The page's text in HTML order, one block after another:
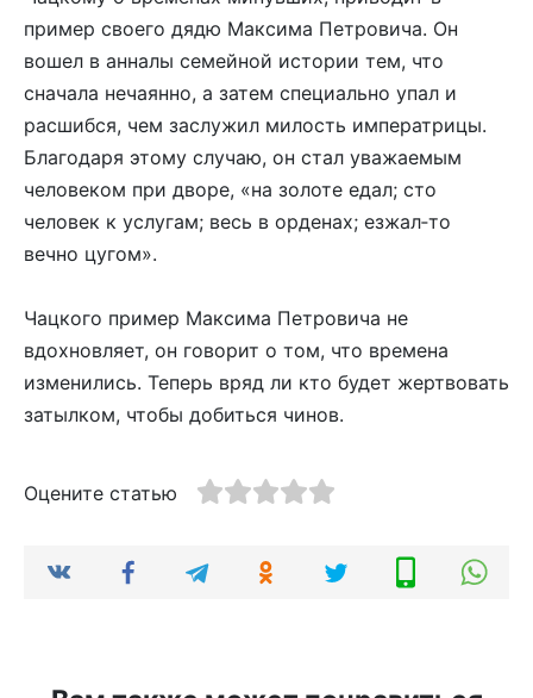
пример своего дядю Максима Петровича. Он
вошел в анналы семейной истории тем, что
сначала нечаянно, а затем специально упал и
расшибся, чем заслужил милость императрицы.
Благодаря этому случаю, он стал уважаемым
человеком при дворе, «на золоте едал; сто
человек к услугам; весь в орденах; езжал‑то
вечно цугом».
Чацкого пример Максима Петровича не
вдохновляет, он говорит о том, что времена
изменились. Теперь вряд ли кто будет жертвовать
затылком, чтобы добиться чинов.
Оцените статью